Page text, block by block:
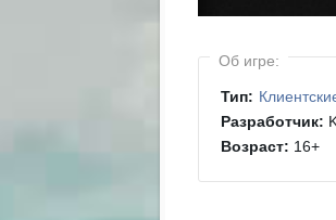
Об игре:
Тип:
Разработчик:
Возраст: 16+